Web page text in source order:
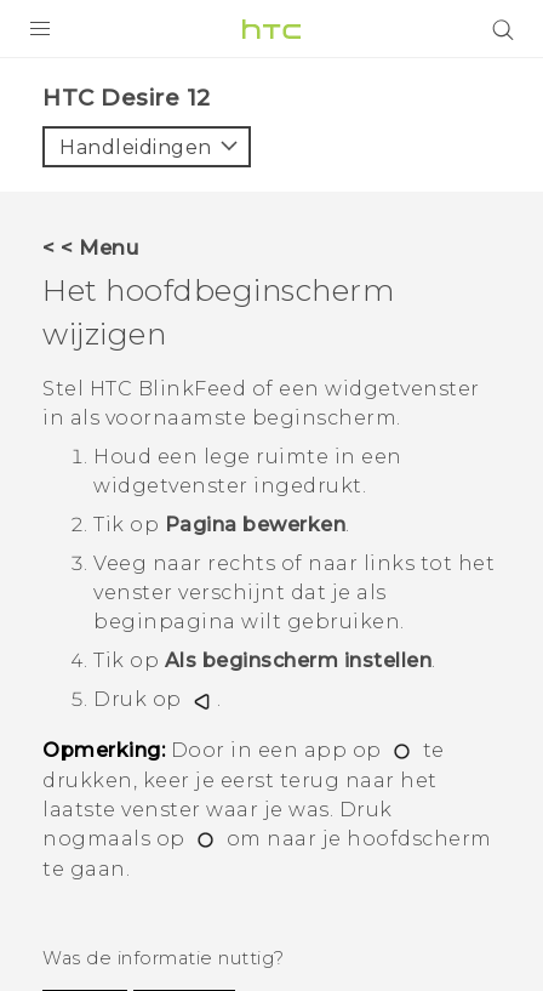
VIVE
AANBIEDINGEN
HTC Club
SUPPORT
HTC-apparaten & -accessoires
Aanmelden
HTC Desire 12‎
Handleidingen
< < Menu
Het hoofdbeginscherm
wijzigen
Stel HTC BlinkFeed of een widgetvenster
in als voornaamste beginscherm.
Houd een lege ruimte in een
widgetvenster ingedrukt.
Tik op Pagina bewerken.
Veeg naar rechts of naar links tot het
venster verschijnt dat je als
beginpagina wilt gebruiken.
Tik op Als beginscherm instellen.
Druk op
.
Opmerking:Door in een app op
te
drukken, keer je eerst terug naar het
laatste venster waar je was. Druk
nogmaals op
om naar je hoofdscherm
te gaan.
Was de informatie nuttig?